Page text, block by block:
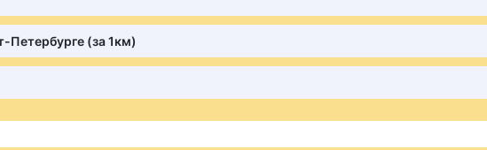
Петербурге (за 1км)